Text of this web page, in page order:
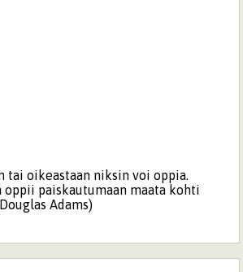
tai oikeastaan niksin voi oppia.
oppii paiskautumaan maata kohti
Adams)